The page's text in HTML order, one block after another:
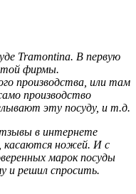
Tramontina. В первую
фирмы.
производства, или там
производство
эту посуду, и т.д.
в интернете
касаются ножей. И с
марок посуды
и решил спросить.